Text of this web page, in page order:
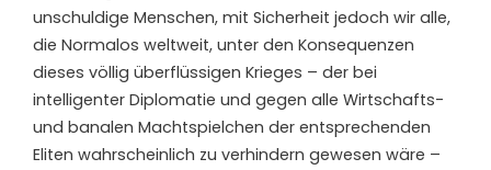
unschuldige Menschen, mit Sicherheit jedoch wir alle,
die Normalos weltweit, unter den Konsequenzen
dieses völlig überflüssigen Krieges – der bei
intelligenter Diplomatie und gegen alle Wirtschafts-
und banalen Machtspielchen der entsprechenden
Eliten wahrscheinlich zu verhindern gewesen wäre –